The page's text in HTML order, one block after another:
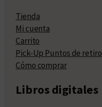
Tienda
Mi cuenta
Carrito
Pick-Up Puntos de retiro
Cómo comprar
Libros digitales